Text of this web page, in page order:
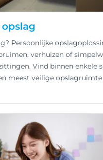
Persoonlijke
verhuizen of
Vind binnen enkele
meest veilige